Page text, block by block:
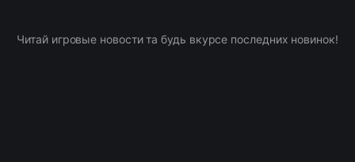
Читай игровые новости та будь вкурсе последних новинок!